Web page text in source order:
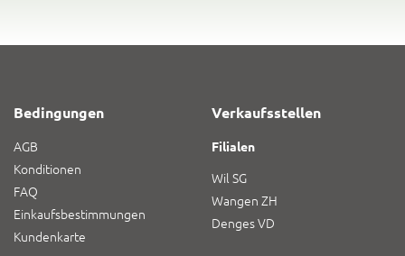
Bedingungen
AGB
Konditionen
FAQ
Einkaufsbestimmungen
Kundenkarte
Verkaufsstellen
Filialen
Wil SG
Wangen ZH
Denges VD